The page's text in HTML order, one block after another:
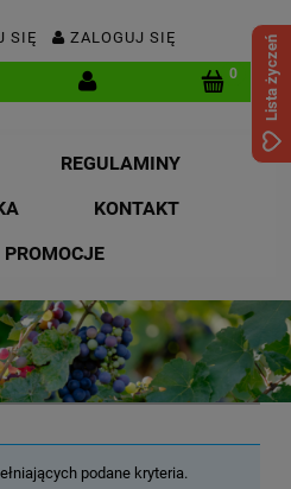
SIĘ ZALOGUJ SIĘ
REGULAMINY
KONTAKT
PROMOCJE
podane kryteria.
Lista życzeń